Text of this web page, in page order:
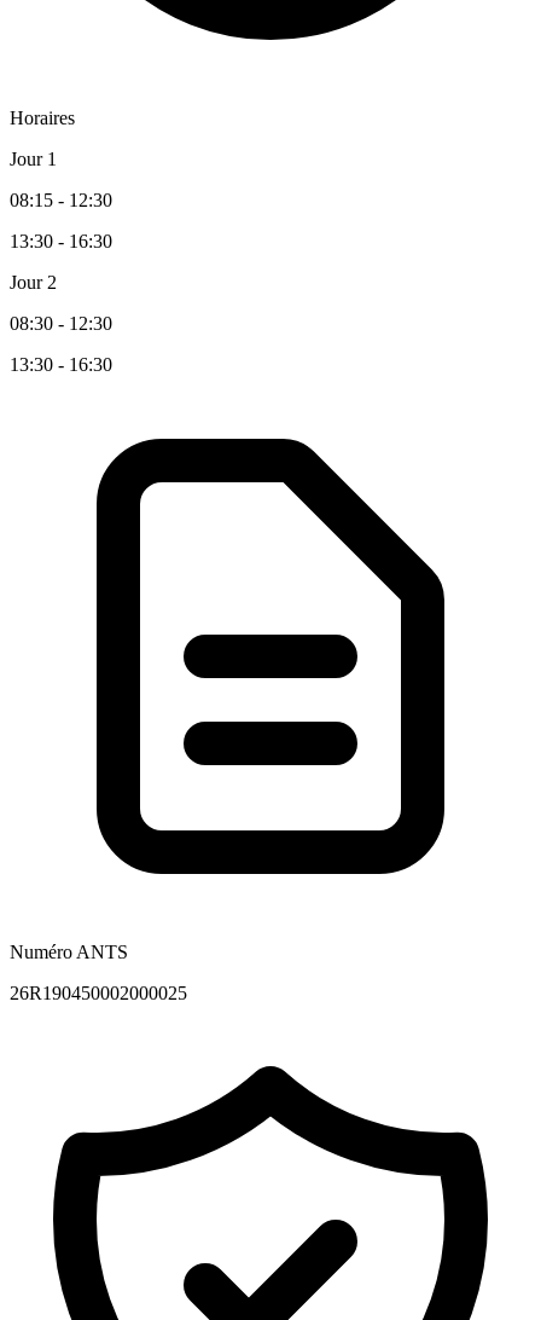
Horaires
Jour 1
08:15 - 12:30
13:30 - 16:30
Jour 2
08:30 - 12:30
13:30 - 16:30
Numéro ANTS
26R190450002000025